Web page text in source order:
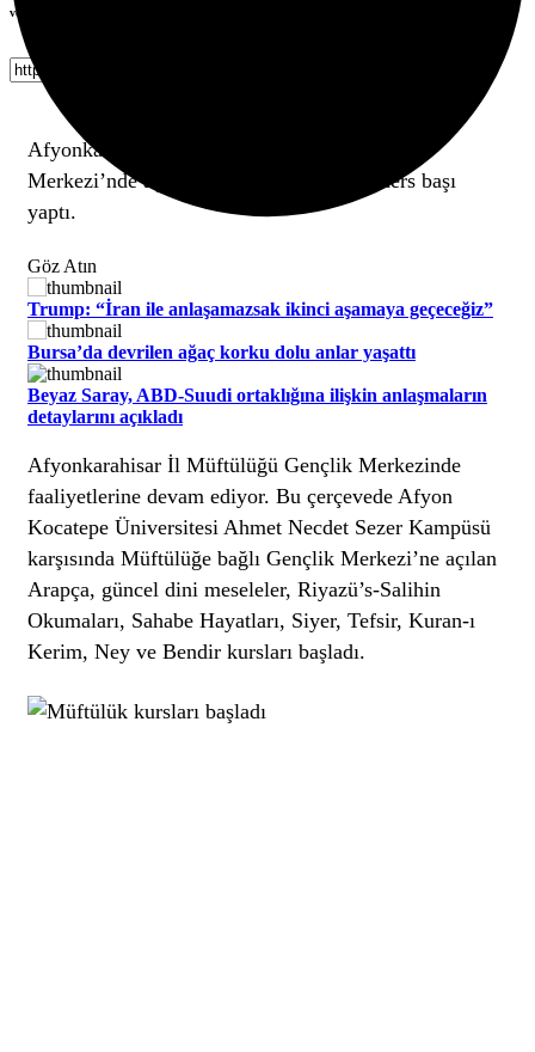
veya linki kopyala
Afyonkarahisar İl Müftülüğüne bağlı Gençlik
Merkezi’nde açılan kurslarda öğrenciler ders başı
yaptı.
Göz Atın
Trump: “İran ile anlaşamazsak ikinci aşamaya geçeceğiz”
Bursa’da devrilen ağaç korku dolu anlar yaşattı
Beyaz Saray, ABD-Suudi ortaklığına ilişkin anlaşmaların
detaylarını açıkladı
Afyonkarahisar İl Müftülüğü Gençlik Merkezinde
faaliyetlerine devam ediyor. Bu çerçevede Afyon
Kocatepe Üniversitesi Ahmet Necdet Sezer Kampüsü
karşısında Müftülüğe bağlı Gençlik Merkezi’ne açılan
Arapça, güncel dini meseleler, Riyazü’s-Salihin
Okumaları, Sahabe Hayatları, Siyer, Tefsir, Kuran-ı
Kerim, Ney ve Bendir kursları başladı.